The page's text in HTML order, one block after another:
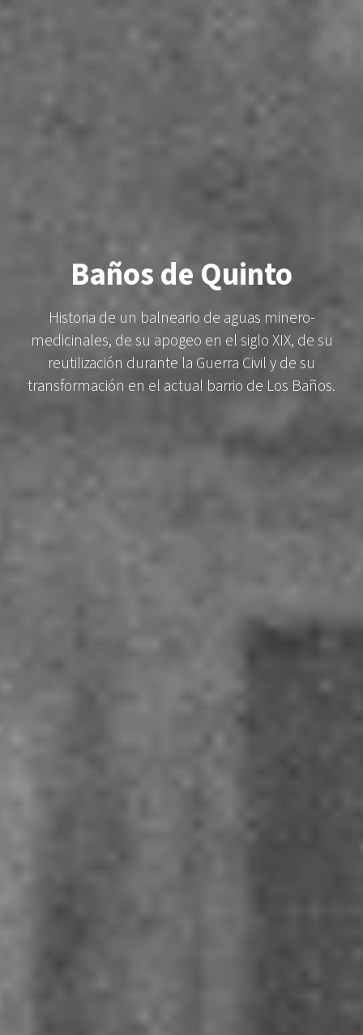
Baños de Quinto
Historia de un balneario de aguas minero-
medicinales, de su apogeo en el siglo XIX, de su
reutilización durante la Guerra Civil y de su
transformación en el actual barrio de Los Baños.